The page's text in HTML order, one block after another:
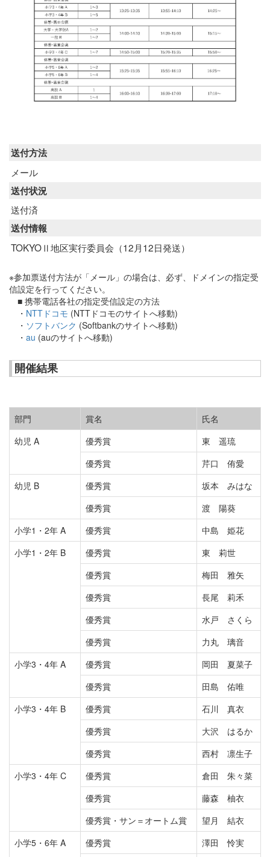
送付方法
メール
送付状況
送付済
送付情報
TOKYOⅡ地区実行委員会（12月12日発送）
※参加票送付方法が「メール」の場合は、必ず、ドメインの指定受
信設定を行ってください。
■ 携帯電話各社の指定受信設定の方法
・ NTTドコモ (NTTドコモのサイトへ移動)
・ ソフトバンク (Softbankのサイトへ移動)
・ au (auのサイトへ移動)
開催結果
部門 賞名
氏名
幼児 A
優秀賞
東 遥琉
優秀賞
芹口 侑愛
幼児 B
優秀賞
坂本 みはな
優秀賞
渡 陽葵
小学1・2年 A
優秀賞
中島 姫花
小学1・2年 B
優秀賞
東 莉世
優秀賞
梅田 雅矢
優秀賞
長尾 莉禾
優秀賞
水戸 さくら
優秀賞
力丸 璃音
小学3・4年 A
優秀賞
岡田 夏菜子
優秀賞
田島 佑唯
小学3・4年 B
優秀賞
石川 真衣
優秀賞
大沢 はるか
優秀賞
西村 凛生子
小学3・4年 C
優秀賞
倉田 朱々菜
優秀賞
藤森 柚衣
優秀賞・サン＝オートム賞
望月 結衣
小学5・6年 A
優秀賞
澤田 怜実